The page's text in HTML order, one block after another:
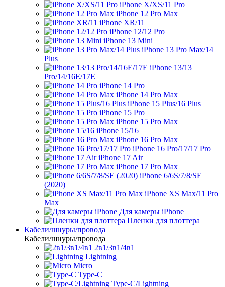
iPhone X/XS/11 Pro
iPhone 12 Pro Max
iPhone XR/11
iPhone 12/12 Pro
iPhone 13 Mini
iPhone 13 Pro Max/14
Plus
iPhone 13/13
Pro/14/16E/17E
iPhone 14 Pro
iPhone 14 Pro Max
iPhone 15 Plus/16 Plus
iPhone 15 Pro
iPhone 15 Pro Max
iPhone 15/16
iPhone 16 Pro Max
iPhone 16 Pro/17/17 Pro
iPhone 17 Air
iPhone 17 Pro Max
iPhone 6/6S/7/8/SE
(2020)
iPhone XS Max/11 Pro
Max
Для камеры iPhone
Пленки для плоттера
Кабели/шнуры/провода
Кабели/шнуры/провода
2в1/3в1/4в1
Lightning
Micro
Type-C
Type-C/Lightning